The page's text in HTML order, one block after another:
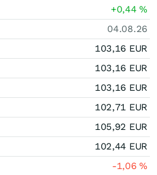
+0,44%
04.08.26
103,16 EUR
103,16 EUR
103,16 EUR
102,71 EUR
105,92 EUR
102,44 EUR
-1,06%